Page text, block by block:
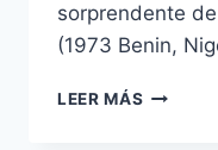
sorprendente
(1973 Benin,
LEER MÁS